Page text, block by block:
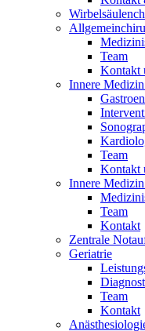
Team
Kontakt
Innere
Team
Kontakt
Innere
Team
Kontakt
Zentrale
Geriatrie
Team
Kontakt